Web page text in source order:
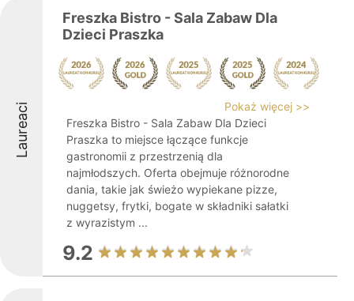
Laureaci
Freszka Bistro - Sala Zabaw Dla
Dzieci Praszka
Pokaż więcej >>
Freszka Bistro - Sala Zabaw Dla Dzieci
Praszka to miejsce łączące funkcje
gastronomii z przestrzenią dla
najmłodszych. Oferta obejmuje różnorodne
dania, takie jak świeżo wypiekane pizze,
nuggetsy, frytki, bogate w składniki sałatki
z wyrazistym ...
9.2